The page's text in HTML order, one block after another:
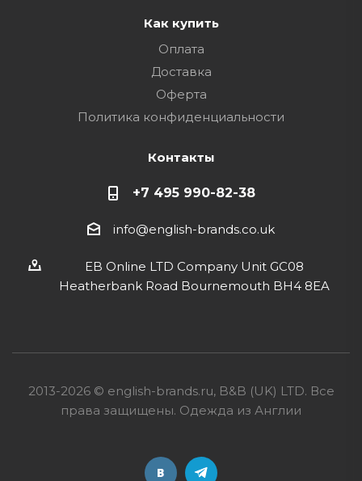
Как купить
Оплата
Доставка
Оферта
Политика конфиденциальности
Контакты
+7 495 990-82-38
info@english-brands.co.uk
EB Online LTD Company Unit GC08
Heatherbank Road Bournemouth BH4 8EA
2013-2026 © english-brands.ru, B&B (UK) LTD. Все
права защищены. Одежда из Англии